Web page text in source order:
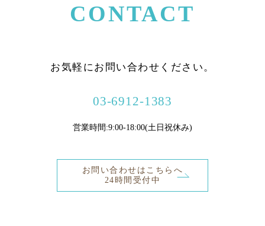
CONTACT
お気軽にお問い合わせください。
03-6912-1383
営業時間:9:00-18:00(土日祝休み)
お問い合わせはこちらへ
24時間受付中